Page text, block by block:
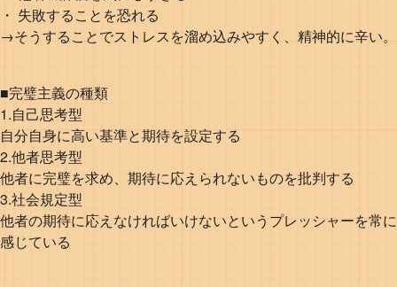
・ 失敗することを恐れる
→そうすることでストレスを溜め込みやすく、精神的に辛い。
■完璧主義の種類
1.自己思考型
自分自身に高い基準と期待を設定する
2.他者思考型
他者に完璧を求め、期待に応えられないものを批判する
3.社会規定型
他者の期待に応えなければいけないというプレッシャーを常に
感じている